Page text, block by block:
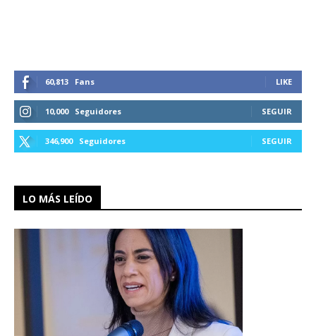
60,813 Fans LIKE
10,000 Seguidores SEGUIR
346,900 Seguidores SEGUIR
LO MÁS LEÍDO